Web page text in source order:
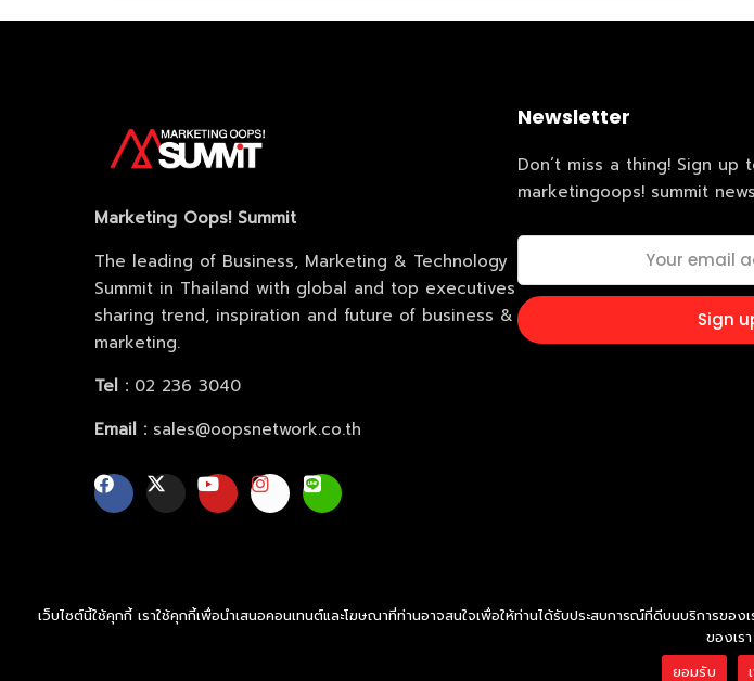
Marketing Oops! Summit
The leading of Business, Marketing & Technology
Summit in Thailand with global and top executives
sharing trend, inspiration and future of business &
marketing.
Tel : 02 236 3040
Email : sales@oopsnetwork.co.th
Newsletter
Don’t miss a thing! Sign up
marketingoops! summit news
เว็บไซต์นี้ใช้คุกกี้ เราใช้คุกกี้เพื่อนำเสนอคอนเทนต์และโฆษณาที่ท่านอาจสนใจเพื่อให้ท่านได้รับประสบการณ์ที่ดีบนบริการขอ
ของเรา
ยอมรับ